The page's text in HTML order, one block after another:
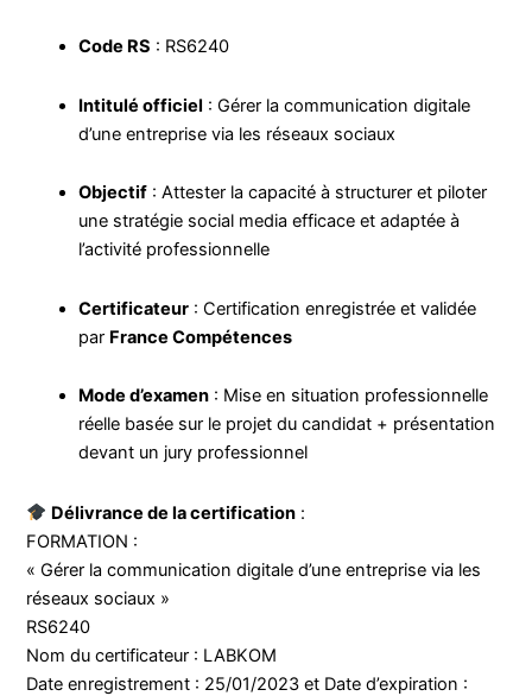
Code RS : RS6240
Intitulé officiel : Gérer la communication digitale
d’une entreprise via les réseaux sociaux
Objectif : Attester la capacité à structurer et piloter
une stratégie social media efficace et adaptée à
l’activité professionnelle
Certificateur : Certification enregistrée et validée
par France Compétences
Mode d’examen : Mise en situation professionnelle
réelle basée sur le projet du candidat + présentation
devant un jury professionnel
Délivrance de la certification :
FORMATION :
« Gérer la communication digitale d’une entreprise via les
réseaux sociaux »
RS6240
Nom du certificateur : LABKOM
Date enregistrement : 25/01/2023 et Date d’expiration :